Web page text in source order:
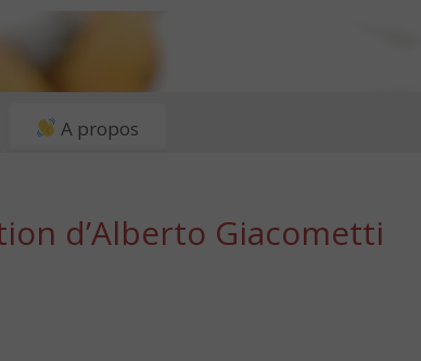
A propos
d’Alberto Giacometti